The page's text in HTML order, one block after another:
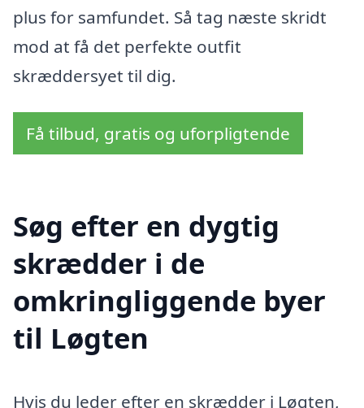
plus for samfundet. Så tag næste skridt
mod at få det perfekte outfit
skræddersyet til dig.
Få tilbud, gratis og uforpligtende
Søg efter en dygtig
skrædder i de
omkringliggende byer
til Løgten
Hvis du leder efter en skrædder i Løgten,